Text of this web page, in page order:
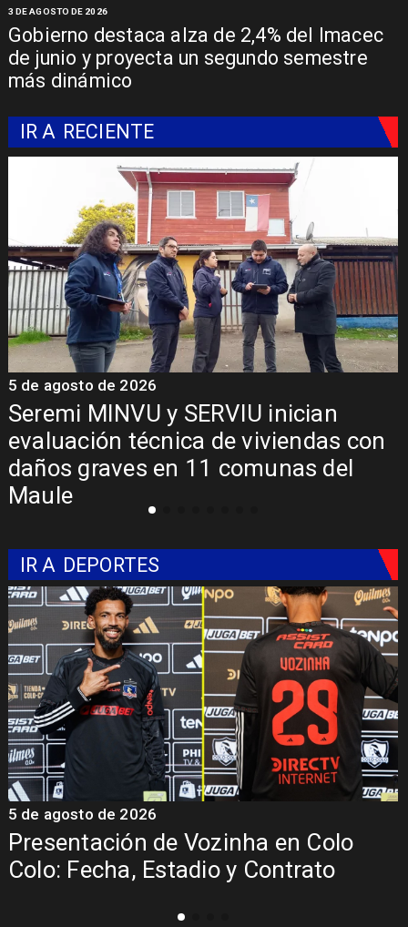
Gobierno destaca alza de 2,4% del Imacec
de junio y proyecta un segundo semestre
más dinámico
3 DE AGOSTO DE 2026
IR A RECIENTE
con
Fondo Orasmi entrega apoyo a
familia de Romeral para costear
alimentación especializada de
con Síndrome de Intestino Corto
5 de agosto de 2026
IR A DEPORTES
Presentación de Vozinha en Colo
Colo: Fecha, Estadio y Contrato
5 de agosto de 2026